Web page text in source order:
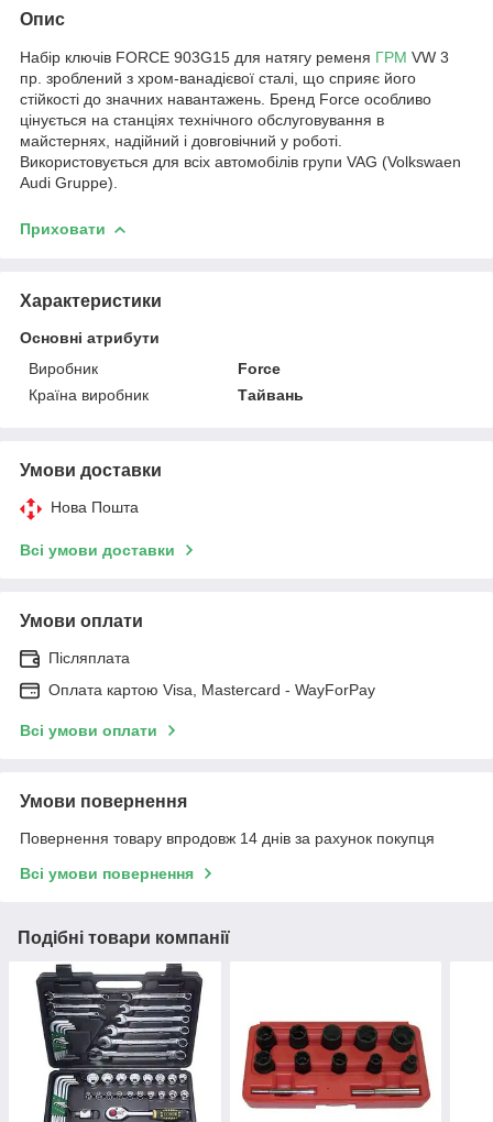
Опис
Набір ключів FORCE 903G15 для натягу ременя ГРМ VW 3
пр. зроблений з хром-ванадієвої сталі, що сприяє його
стійкості до значних навантажень. Бренд Force особливо
цінується на станціях технічного обслуговування в
майстернях, надійний і довговічний у роботі.
Використовується для всіх автомобілів групи VAG (Volkswaen
Audi Gruppe).
Приховати
Характеристики
Основні атрибути
Виробник
Force
Країна виробник
Тайвань
Умови доставки
Нова Пошта
Всі умови доставки
Умови оплати
Післяплата
Оплата картою Visa, Mastercard - WayForPay
Всі умови оплати
Умови повернення
Повернення товару впродовж 14 днів за рахунок покупця
Всі умови повернення
Подібні товари компанії